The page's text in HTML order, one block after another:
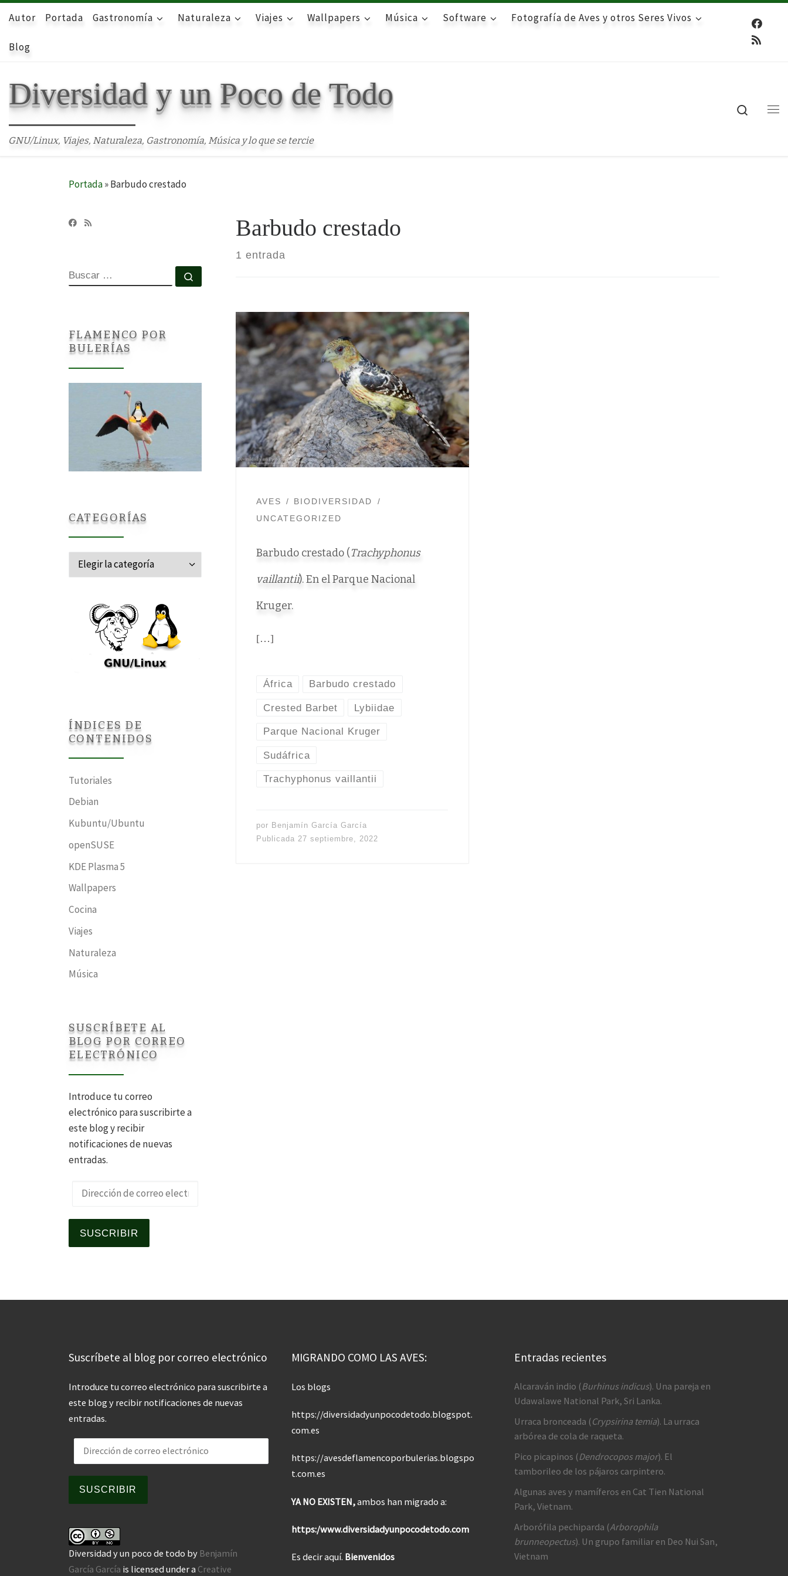
Skip to content
Autor Portada Gastronomía Naturaleza Viajes Wallpapers Música Software Fotografía de Aves y otros Seres Vivos
Blog
Diversidad y un Poco de Todo
GNU/Linux, Viajes, Naturaleza, Gastronomía, Música y lo que se tercie
Search
Portada»Barbudo crestado
Barbudo crestado
1 entrada
AVES
BIODIVERSIDAD
UNCATEGORIZED
Barbudo crestado (Trachyphonus
vaillantii). En el Parque Nacional
Kruger.
[…]
África Barbudo crestado
Crested Barbet Lybiidae
Parque Nacional Kruger
Sudáfrica
Trachyphonus vaillantii
por Benjamín García García
Publicada 27 septiembre, 2022
BUSCAR
FLAMENCO POR
BULERÍAS
CATEGORÍAS
Categorías
ÍNDICES DE
CONTENIDOS
Tutoriales
Debian
Kubuntu/Ubuntu
openSUSE
KDE Plasma 5
Wallpapers
Cocina
Viajes
Naturaleza
Música
SUSCRÍBETE AL
BLOG POR CORREO
ELECTRÓNICO
Introduce tu correo
electrónico para suscribirte a
este blog y recibir
notificaciones de nuevas
entradas.
Dirección de correo electrónico
SUSCRIBIR
Suscríbete al blog por correo electrónico
Introduce tu correo electrónico para suscribirte a
este blog y recibir notificaciones de nuevas
entradas.
Dirección de correo electrónico
SUSCRIBIR
Diversidad y un poco de todo by Benjamín
García García is licensed under a Creative
MIGRANDO COMO LAS AVES:
Los blogs
https://diversidadyunpocodetodo.blogspot.
com.es
https://avesdeflamencoporbulerias.blogspo
t.com.es
YA NO EXISTEN,ambos han migrado a:
https:/www.diversidadyunpocodetodo.com
Es decir aquí. Bienvenidos
Entradas recientes
Alcaraván indio (Burhinus indicus). Una pareja en
Udawalawe National Park, Sri Lanka.
Urraca bronceada (Crypsirina temia). La urraca
arbórea de cola de raqueta.
Pico picapinos (Dendrocopos major). El
tamborileo de los pájaros carpintero.
Algunas aves y mamíferos en Cat Tien National
Park, Vietnam.
Arborófila pechiparda (Arborophila
brunneopectus). Un grupo familiar en Deo Nui San,
Vietnam